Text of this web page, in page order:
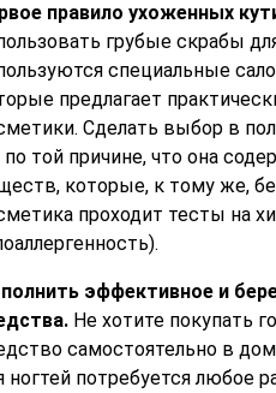
правило ухоженных
грубые скрабы
специальные
предлагает
Сделать выбор в
той причине, что она
которые, к тому же,
проходит тесты на
эффективное и
Не хотите покупать
самостоятельно в
ногтей потребуется любое